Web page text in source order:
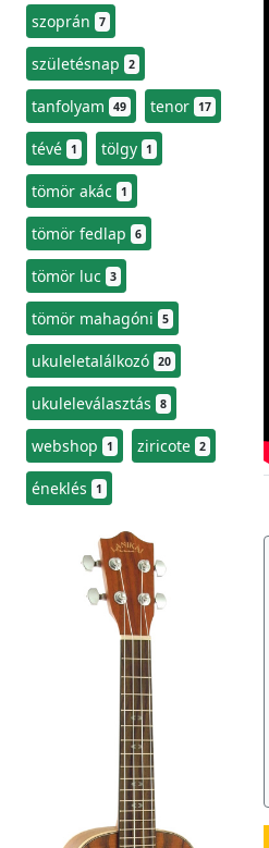
szoprán 7
születésnap 2
tanfolyam 49 tenor 17
tévé 1 tölgy 1
tömör akác 1
tömör fedlap 6
tömör luc 3
tömör mahagóni 5
ukuleletalálkozó 20
ukuleleválasztás 8
webshop 1 ziricote 2
éneklés 1